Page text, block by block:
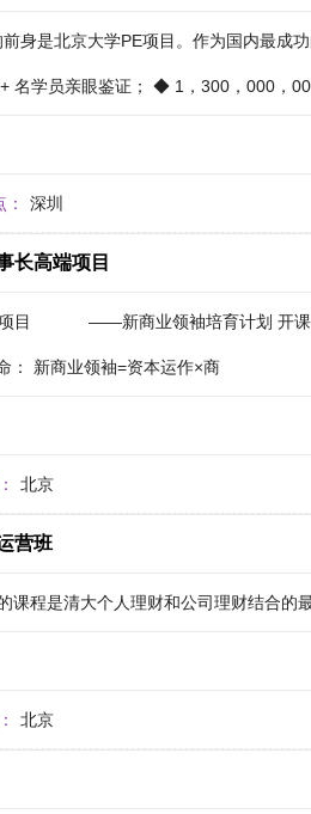
身是北京大学PE项目。作为国内最成
名学员亲眼鉴证； ◆ 1，300，000，
深圳
长高端项目
项目 ——新商业领袖培育计划 开课
： 新商业领袖=资本运作×商
北京
营班
课程是清大个人理财和公司理财结合的
北京